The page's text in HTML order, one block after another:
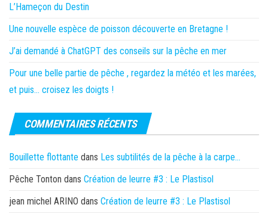
L’Hameçon du Destin
Une nouvelle espèce de poisson découverte en Bretagne !
J’ai demandé à ChatGPT des conseils sur la pêche en mer
Pour une belle partie de pêche , regardez la météo et les marées,
et puis… croisez les doigts !
COMMENTAIRES RÉCENTS
Bouillette flottante dans Les subtilités de la pêche à la carpe…
Pêche Tonton dans Création de leurre #3 : Le Plastisol
jean michel ARINO dans Création de leurre #3 : Le Plastisol